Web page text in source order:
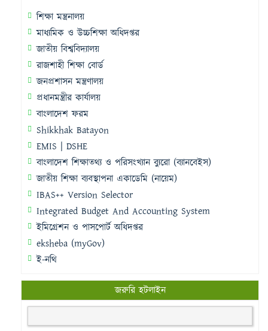
শিক্ষা মন্ত্রনালয়
মাধ্যমিক ও উচ্চশিক্ষা অধিদপ্তর
জাতীয় বিশ্ববিদ্যালয়
রাজশাহী শিক্ষা বোর্ড
জনপ্রশাসন মন্ত্রণালয়
প্রধানমন্ত্রীর কার্যালয়
বাংলাদেশ ফরম
Shikkhak Batayon
EMIS | DSHE
বাংলাদেশ শিক্ষাতথ্য ও পরিসংখ্যান ব্যুরো (ব্যানবেইস)
জাতীয় শিক্ষা ব্যবস্থাপনা একাডেমি (নায়েম)
IBAS++ Version Selector
Integrated Budget And Accounting System
ইমিগ্রেশন ও পাসপোর্ট অধিদপ্তর
eksheba (myGov)
ই-নথি
জরুরি হটলাইন